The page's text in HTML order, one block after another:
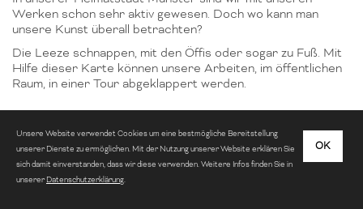
Werken schon sehr aktiv gewesen. Doch wo kann man
unsere Kunst überall betrachten?
Die Leeze schnappen, mit den Öffis oder sogar zu Fuß. Mit
Hilfe dieser Karte können unsere Arbeiten, im öffentlichen
Raum, in einer Tour abgeklappert werden.
OK
Unsere Website verwendet Cookies um eine bestmögliche Bereitstellung
unserer Dienste zu ermöglichen. Mit der Nutzung unserer Website erklären Sie
sich damit einverstanden, dass wir diese verwenden. Weitere Infos finden Sie in
unsererDatenschutzerklärung.